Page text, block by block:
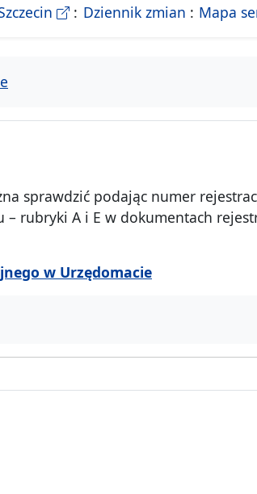
Szczecin
Miasta Szczecin
- Oficjalna strona Miasta
Dziennik zmian Mapa
sprawdzić podając numer
rubryki A i E w dokumentach
w Urzędomacie